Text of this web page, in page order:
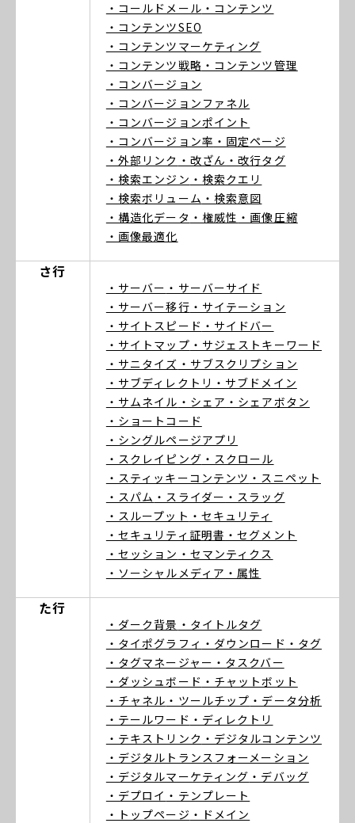
・コールドメール ・コンテンツ
・コンテンツSEO
・コンテンツマーケティング
・コンテンツ戦略 ・コンテンツ管理
・コンバージョン
・コンバージョンファネル
・コンバージョンポイント
・コンバージョン率 ・固定ページ
・外部リンク ・改ざん ・改行タグ
・検索エンジン ・検索クエリ
・検索ボリューム ・検索意図
・構造化データ ・権威性 ・画像圧縮
・画像最適化
さ行
・サーバー ・サーバーサイド
・サーバー移行 ・サイテーション
・サイトスピード ・サイドバー
・サイトマップ ・サジェストキーワード
・サニタイズ ・サブスクリプション
・サブディレクトリ ・サブドメイン
・サムネイル ・シェア ・シェアボタン
・ショートコード
・シングルページアプリ
・スクレイピング ・スクロール
・スティッキーコンテンツ ・スニペット
・スパム ・スライダー ・スラッグ
・スループット ・セキュリティ
・セキュリティ証明書 ・セグメント
・セッション ・セマンティクス
・ソーシャルメディア ・属性
た行
・ダーク背景 ・タイトルタグ
・タイポグラフィ ・ダウンロード ・タグ
・タグマネージャー ・タスクバー
・ダッシュボード ・チャットボット
・チャネル ・ツールチップ ・データ分析
・テールワード ・ディレクトリ
・テキストリンク ・デジタルコンテンツ
・デジタルトランスフォーメーション
・デジタルマーケティング ・デバッグ
・デプロイ ・テンプレート
・トップページ ・ドメイン